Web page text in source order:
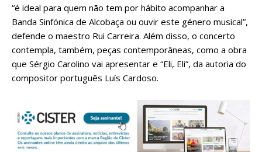
“é ideal para quem não tem por hábito acompanhar a
Banda Sinfónica de Alcobaça ou ouvir este género musical”,
defende o maestro Rui Carreira. Além disso, o concerto
contempla, também, peças contemporâneas, como a obra
que Sérgio Carolino vai apresentar e “Eli, Eli”, da autoria do
compositor português Luís Cardoso.